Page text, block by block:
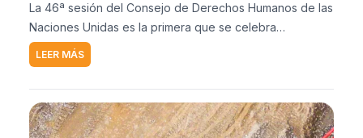
La 46ª sesión del Consejo de Derechos Humanos de las
Naciones Unidas es la primera que se celebra
íntegramente en línea, debido a la pandemia de COVID-
19. Comenzó en febrero y concluye el 23 de marzo. El
formato virtual de esta sesión permitió que AIDA
participara por primera vez del Consejo y que se uniera
a las discusiones sobre dos de los temas que están en
LEER MÁS